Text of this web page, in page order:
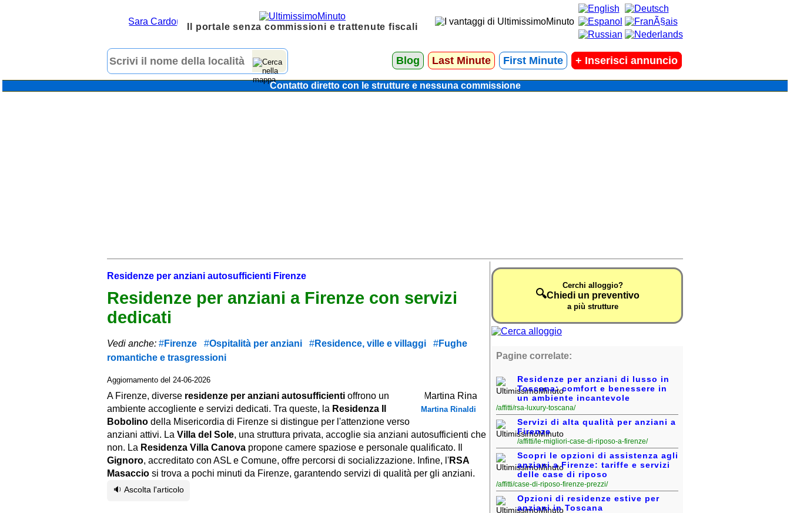
Il portale senza commissioni e trattenute fiscali
Blog Last Minute First Minute + Inserisci annuncio
Contatto diretto con le strutture e nessuna commissione
Residenze per anziani autosufficienti Firenze
Residenze per anziani a Firenze con servizi
dedicati
Vedi anche: Firenze Ospitalità per anziani Residence, ville e villaggi
Fughe
romantiche e trasgressioni
Aggiornamento del 24-06-2026
Martina Rinaldi
A Firenze, diverse residenze per anziani autosufficienti offrono un
ambiente accogliente e servizi dedicati. Tra queste, la Residenza Il
Bobolino della Misericordia di Firenze si distingue per l'attenzione verso
anziani attivi. La Villa del Sole, una struttura privata, accoglie sia anziani autosufficienti che
non. La Residenza Villa Canova propone camere spaziose e personale qualificato. Il
Gignoro, accreditato con ASL e Comune, offre percorsi di socializzazione. Infine, l'RSA
Masaccio si trova a pochi minuti da Firenze, garantendo servizi di qualità per gli anziani.
🔉 Ascolta l'articolo
🔍
Cerchi alloggio?
Chiedi un preventivo
a più strutture
Pagine correlate:
Residenze per anziani di lusso in
Toscana: comfort e benessere in
un ambiente incantevole
/affitti/rsa-luxury-toscana/
Servizi di alta qualità per anziani a
Firenze
/affitti/le-migliori-case-di-riposo-a-firenze/
Scopri le opzioni di assistenza agli
anziani a Firenze: tariffe e servizi
delle case di riposo
/affitti/case-di-riposo-firenze-prezzi/
Opzioni di residenze estive per
anziani in Toscana